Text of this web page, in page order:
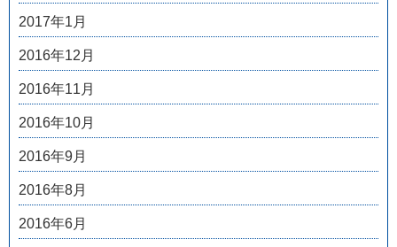
2017年1月
2016年12月
2016年11月
2016年10月
2016年9月
2016年8月
2016年6月